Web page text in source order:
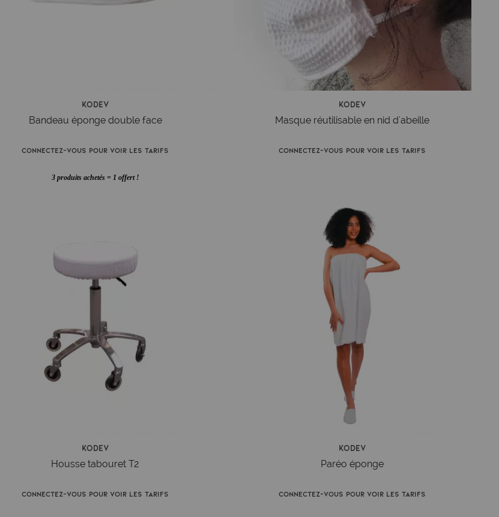
Kodev
Bandeau éponge double face
Connectez-vous pour voir les tarifs
3 produits achetés = 1 offert !
Kodev
Masque réutilisable en nid d'abeille
Connectez-vous pour voir les tarifs
Kodev
Housse tabouret T2
Connectez-vous pour voir les tarifs
Kodev
Paréo éponge
Connectez-vous pour voir les tarifs